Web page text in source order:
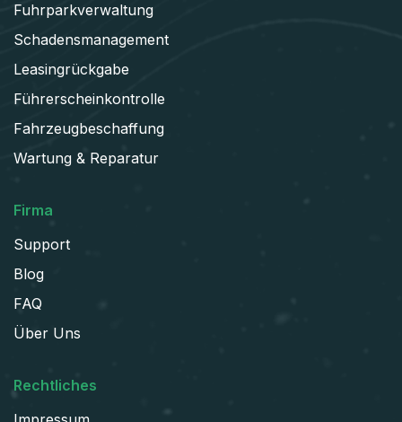
Fuhrparkverwaltung
Schadens­management
Leasingrückgabe
Führerscheinkontrolle
Fahrzeugbeschaffung
Wartung & Reparatur
Firma
Support
Blog
FAQ
Über Uns
Rechtliches